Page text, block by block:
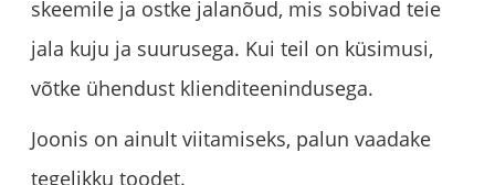
skeemile ja ostke jalanõud, mis sobivad teie
jala kuju ja suurusega. Kui teil on küsimusi,
võtke ühendust klienditeenindusega.
Joonis on ainult viitamiseks, palun vaadake
tegelikku toodet.